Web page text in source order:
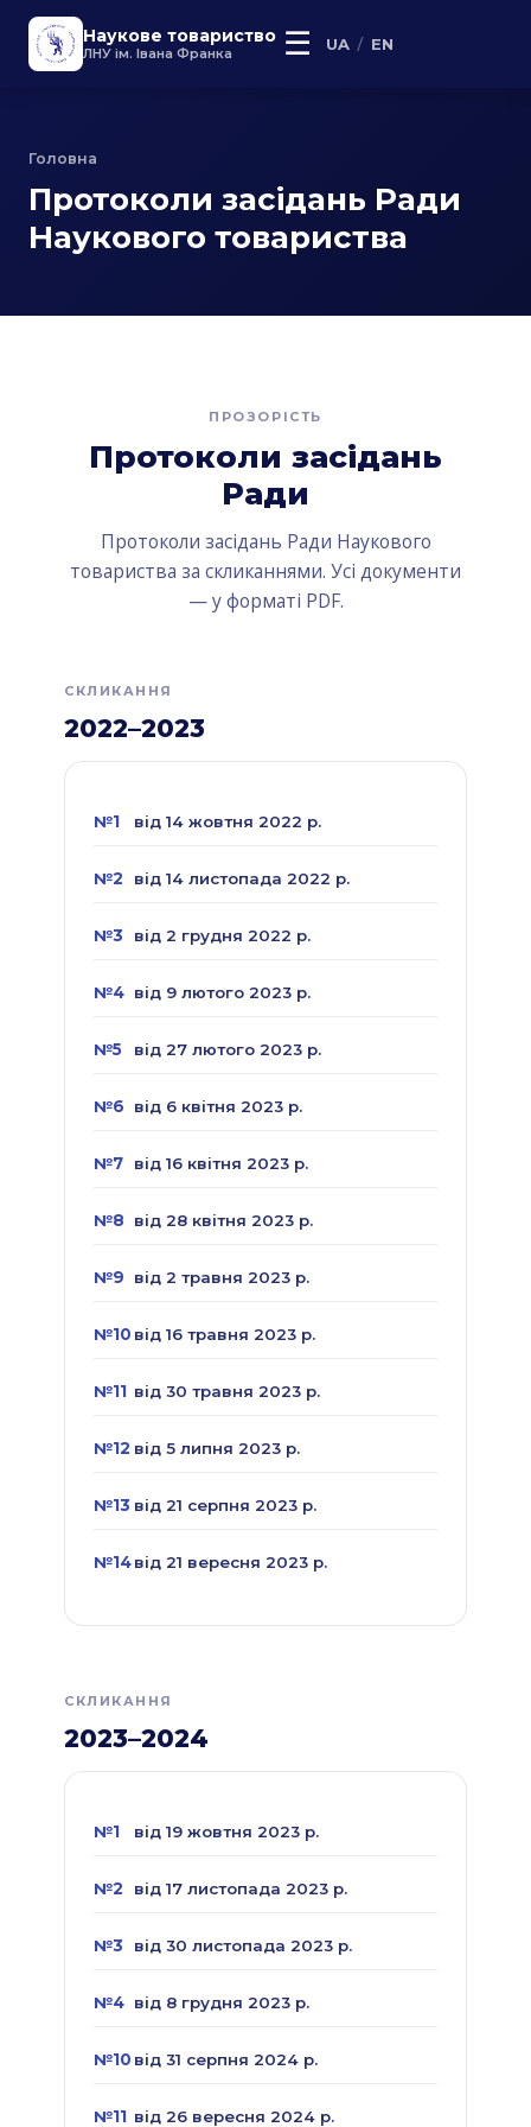
Наукове товариство
ЛНУ ім. Івана Франка ☰ UA / EN
Головна
Протоколи засідань Ради
Наукового товариства
ПРОЗОРІСТЬ
Протоколи засідань
Ради
Протоколи засідань Ради Наукового
товариства за скликаннями. Усі документи
— у форматі PDF.
СКЛИКАННЯ
2022–2023
№1 від 14 жовтня 2022 р.
№2 від 14 листопада 2022 р.
№3 від 2 грудня 2022 р.
№4 від 9 лютого 2023 р.
№5 від 27 лютого 2023 р.
№6 від 6 квітня 2023 р.
№7 від 16 квітня 2023 р.
№8 від 28 квітня 2023 р.
№9 від 2 травня 2023 р.
№10 від 16 травня 2023 р.
№11 від 30 травня 2023 р.
№12 від 5 липня 2023 р.
№13 від 21 серпня 2023 р.
№14від 21 вересня 2023 р.
СКЛИКАННЯ
2023–2024
№1 від 19 жовтня 2023 р.
№2 від 17 листопада 2023 р.
№3 від 30 листопада 2023 р.
№4 від 8 грудня 2023 р.
№10 від 31 серпня 2024 р.
№11 від 26 вересня 2024 р.